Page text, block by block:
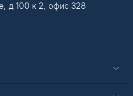
д 100 к 2, офис 328